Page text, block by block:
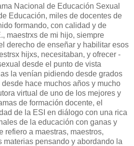
Nacional de Educación Sexual
Educación, miles de docentes de
formando, con calidad y de
maestrxs de mi hijo, siempre
derecho de enseñar y habilitar esos
hijxs, necesitaban, y ofrecer -
desde el punto de vista
la venían pidiendo desde grados
hace muchos años y mucho
virtual de uno de los mejores y
de formación docente, el
de la ESI en diálogo con una rica
de la educación con ganas y
refiero a maestras, maestros,
materias pensando y abordando la